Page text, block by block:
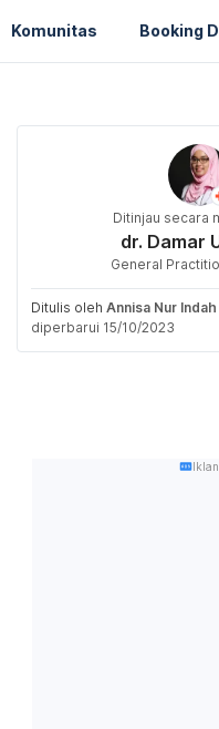
Komunitas Booking
Ditinjau secara
dr. Damar
General
Ditulis oleh Annisa Nur
diperbarui 15/10/2023
Iklan